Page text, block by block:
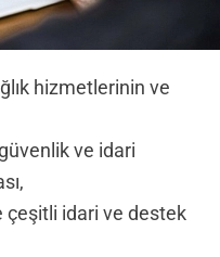
hizmetlerinin ve
ve idari
çeşitli idari ve destek